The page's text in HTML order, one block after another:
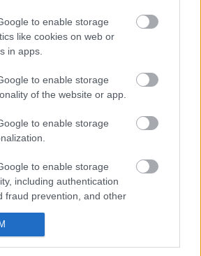
to enable storage
like cookies on web or
in apps.
to enable storage
of the website or app.
to enable storage
to enable storage
including authentication
fraud prevention, and other
How About I Be Me (And
február 20-án adja ki következő,
nagylemezét, így az
fokozódó online cirkusz kapcsán
is megjelenni, miszerint
pusztán a minél nagyobb
ez utóbbi lenne a
mint kétségbeejtő.
hír sinéad oconnor